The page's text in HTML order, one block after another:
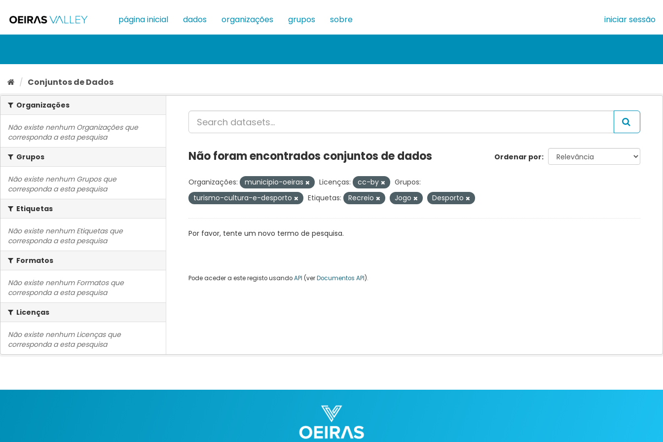
para
conteúdo
página inicial dados organizações grupos sobre iniciar sessão
Conjuntos de Dados
Organizações
Não existe nenhum Organizações que
corresponda a esta pesquisa
Grupos
Não existe nenhum Grupos que
corresponda a esta pesquisa
Etiquetas
Não existe nenhum Etiquetas que
corresponda a esta pesquisa
Formatos
Não existe nenhum Formatos que
corresponda a esta pesquisa
Licenças
Não existe nenhum Licenças que
corresponda a esta pesquisa
Ordenar por
Não foram encontrados conjuntos de dados
Organizações: municipio-oeiras Licenças: cc-by
Grupos:
turismo-cultura-e-desporto
Etiquetas: Recreio Jogo Desporto
Por favor, tente um novo termo de pesquisa.
Pode aceder a este registo usandoAPI (verDocumentos API).